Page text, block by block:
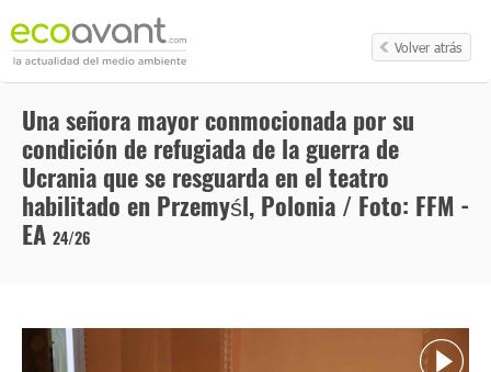
Volver atrás
Una señora mayor conmocionada por su
condición de refugiada de la guerra de
Ucrania que se resguarda en el teatro
habilitado en Przemyśl, Polonia / Foto: FFM -
EA 24/26